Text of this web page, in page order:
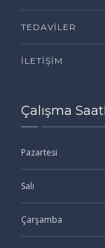
TEDAVILER
İLETIŞIM
Çalışma
Pazartesi
Salı
Çarşamba